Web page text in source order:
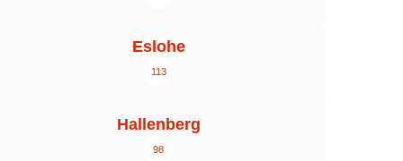
Eslohe
113
Hallenberg
98